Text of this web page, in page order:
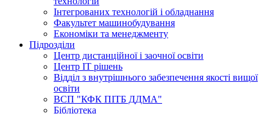
Інтегрованих технологій і обладнання
Факультет машинобудування
Економіки та менеджменту
Підрозділи
Центр дистанційної і заочної освіти
Центр ІТ рішень
Відділ з внутрішнього забезпечення якості вищої
освіти
ВСП "КФК ПІТБ ДДМА"
Бібліотека